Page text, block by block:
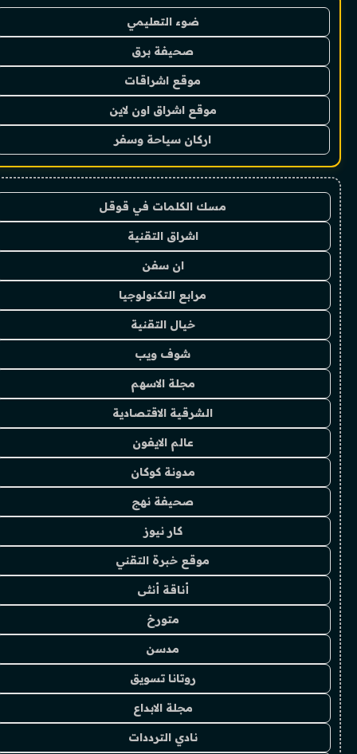
ضوء التعليمي
صحيفة برق
موقع اشراقات
موقع اشراق اون لاين
اركان سياحة وسفر
مسك الكلمات في قوقل
اشراق التقنية
ان سفن
مرابع التكنولوجيا
خيال التقنية
شوف ويب
مجلة الاسهم
الشرقية الاقتصادية
عالم الايفون
مدونة كوكان
صحيفة نهج
كار نيوز
موقع خبرة التقني
أناقة أنثى
متورخ
مدسن
روتانا تسويق
مجلة الابداع
نادي الترددات